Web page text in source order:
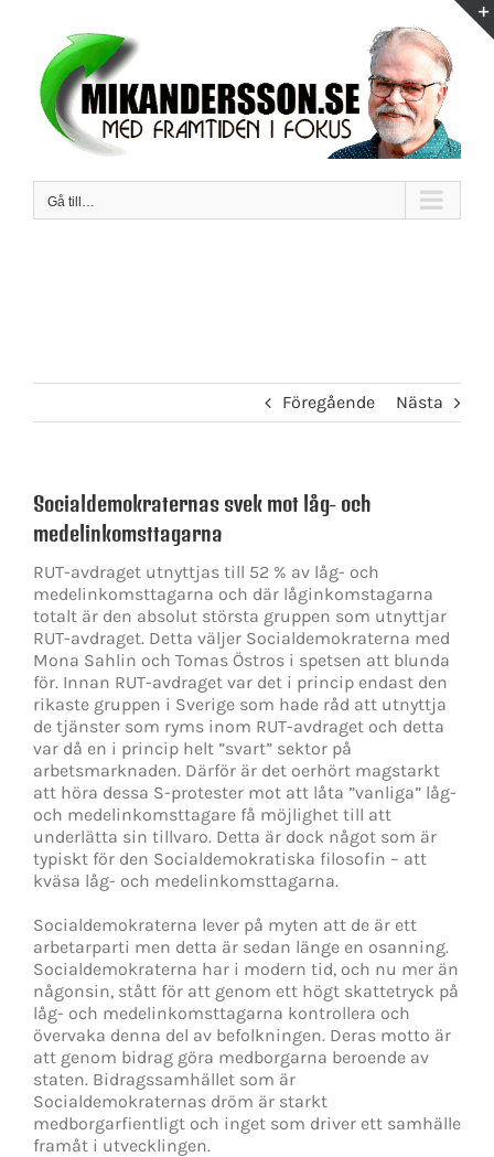
innehållet
Gå till…
Föregående Nästa
Socialdemokraternas svek mot låg- och
medelinkomsttagarna
RUT-avdraget utnyttjas till 52 % av låg- och
medelinkomsttagarna och där låginkomstagarna
totalt är den absolut största gruppen som utnyttjar
RUT-avdraget. Detta väljer Socialdemokraterna med
Mona Sahlin och Tomas Östros i spetsen att blunda
för. Innan RUT-avdraget var det i princip endast den
rikaste gruppen i Sverige som hade råd att utnyttja
de tjänster som ryms inom RUT-avdraget och detta
var då en i princip helt ”svart” sektor på
arbetsmarknaden. Därför är det oerhört magstarkt
att höra dessa S-protester mot att låta ”vanliga” låg-
och medelinkomsttagare få möjlighet till att
underlätta sin tillvaro. Detta är dock något som är
typiskt för den Socialdemokratiska filosofin – att
kväsa låg- och medelinkomsttagarna.
Socialdemokraterna lever på myten att de är ett
arbetarparti men detta är sedan länge en osanning.
Socialdemokraterna har i modern tid, och nu mer än
någonsin, stått för att genom ett högt skattetryck på
låg- och medelinkomsttagarna kontrollera och
övervaka denna del av befolkningen. Deras motto är
att genom bidrag göra medborgarna beroende av
staten. Bidragssamhället som är
Socialdemokraternas dröm är starkt
medborgarfientligt och inget som driver ett samhälle
framåt i utvecklingen.